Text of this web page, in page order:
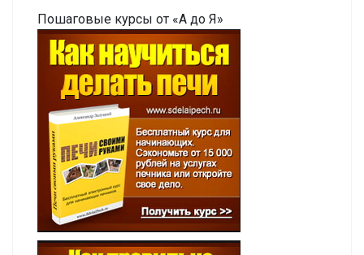
Пошаговые курсы от «А до Я»